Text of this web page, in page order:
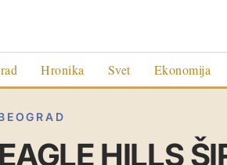
Hronika Svet Ekonomija
EAGLE HILLS